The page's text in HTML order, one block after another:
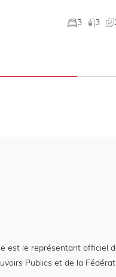
est le représentant officiel
Publics et de la